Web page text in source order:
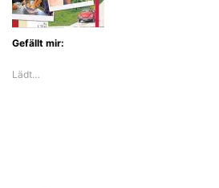
Gefällt mir:
Lädt…